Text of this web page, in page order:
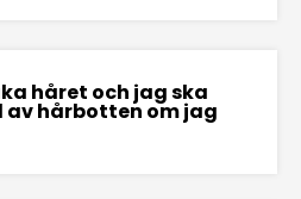
håret och jag ska
hårbotten om jag